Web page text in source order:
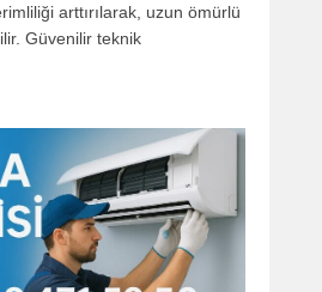
arttırılarak, uzun ömürlü
Güvenilir teknik